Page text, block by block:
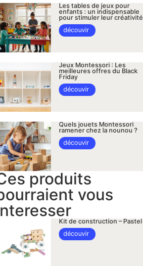
Les tables de jeux pour
enfants : un indispensable
pour stimuler leur créativité
découvir
Jeux Montessori : Les
meilleures offres du Black
Friday
découvir
Quels jouets Montessori
ramener chez la nounou ?
découvir
produits
vous
Kit de construction – Pastel
découvir